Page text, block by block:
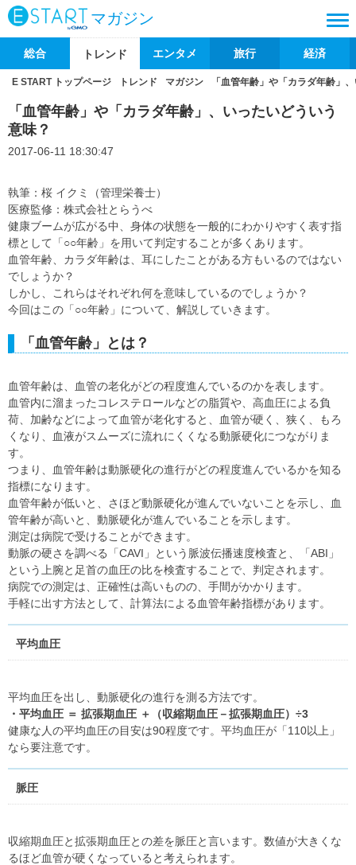
マガジン
総合 トレンド エンタメ 旅行 経済
E START トップページ トレンド マガジン 「血管年齢」や「カラダ年齢」
「血管年齢」や「カラダ年齢」、いったいどういう
意味？
2017-06-11 18:30:47
執筆：桜 イクミ（管理栄養士）
医療監修：株式会社とらうべ
健康ブームが広がる中、身体の状態を一般的にわかりやすく表す指
標として「○○年齢」を用いて判定することが多くあります。
血管年齢、カラダ年齢は、耳にしたことがある方もいるのではない
でしょうか？
しかし、これらはそれぞれ何を意味しているのでしょうか？
今回はこの「○○年齢」について、解説していきます。
「血管年齢」とは？
血管年齢は、血管の老化がどの程度進んでいるのかを表します。
血管内に溜まったコレステロールなどの脂質や、高血圧による負
荷、加齢などによって血管が老化すると、血管が硬く、狭く、もろ
くなり、血液がスムーズに流れにくくなる動脈硬化につながりま
す。
つまり、血管年齢は動脈硬化の進行がどの程度進んでいるかを知る
指標になります。
血管年齢が低いと、さほど動脈硬化が進んでいないことを示し、血
管年齢が高いと、動脈硬化が進んでいることを示します。
測定は病院で受けることができます。
動脈の硬さを調べる「CAVI」という脈波伝播速度検査と、「ABI」
という上腕と足首の血圧の比を検査することで、判定されます。
病院での測定は、正確性は高いものの、手間がかかります。
手軽に出す方法として、計算法による血管年齢指標があります。
平均血圧
平均血圧を出し、動脈硬化の進行を測る方法です。
・平均血圧 ＝ 拡張期血圧 ＋（収縮期血圧－拡張期血圧）÷3
健康な人の平均血圧の目安は90程度です。平均血圧が「110以上」
なら要注意です。
脈圧
収縮期血圧と拡張期血圧との差を脈圧と言います。数値が大きくな
るほど血管が硬くなっていると考えられます。